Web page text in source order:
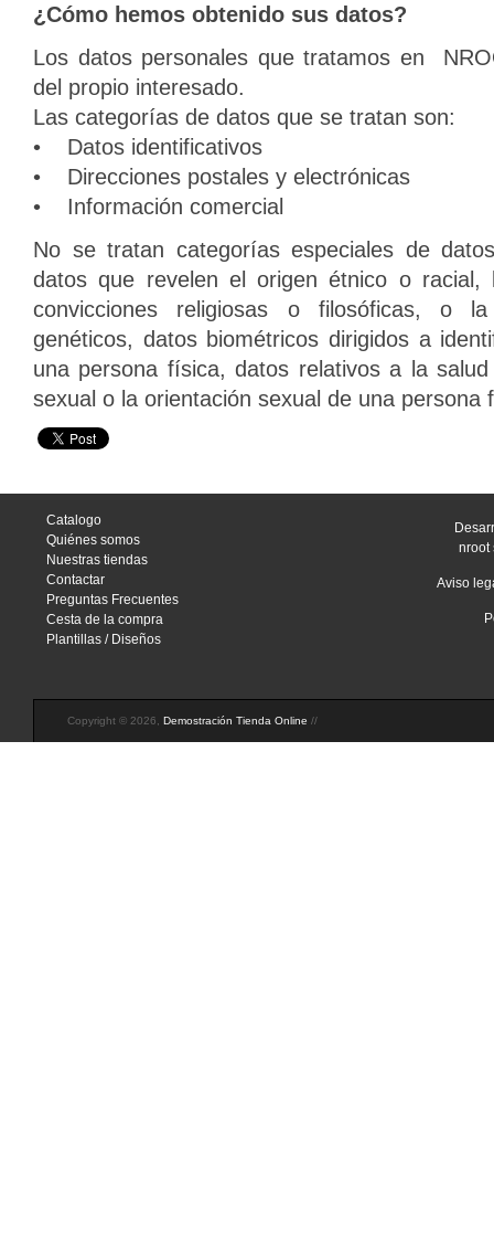
¿Cómo hemos obtenido sus datos?
Los datos personales que tratamos en
del propio interesado.
Las categorías de datos que se tratan son:
• Datos identificativos
• Direcciones postales y electrónicas
• Información comercial
No se tratan categorías especiales de
datos que revelen el origen étnico o racial,
convicciones religiosas o filosóficas, o
genéticos, datos biométricos dirigidos a
una persona física, datos relativos a la
sexual o la orientación sexual de una persona
Catalogo
Quiénes somos
Nuestras tiendas
Contactar
Preguntas Frecuentes
Cesta de la compra
Plantillas / Diseños
nroot
Aviso
Copyright © 2026, Demostración Tienda Online //